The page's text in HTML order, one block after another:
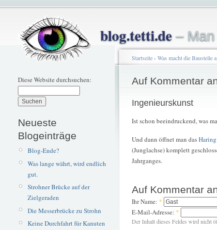
blog.tetti.de– Man
Diese Website durchsuchen:
Neueste
Blogeinträge
Blog-Ende?
Was lange währt, wird endlich
gut.
Strohner Brücke auf der
Zielgeraden
Die Messerbrücke zu Strohn
Keine Durchfahrt für Kanuten
Startseite› Was macht die Baustelle
Auf Kommentar
Ingenieurskunst
Ist schon beeindruckend, was
Und dann öffnet man das
(Junglachse) komplett
Jahrganges.
Auf Kommentar
Ihr Name: *
E-Mail-Adresse: *
Der Inhalt dieses Feldes wird nicht